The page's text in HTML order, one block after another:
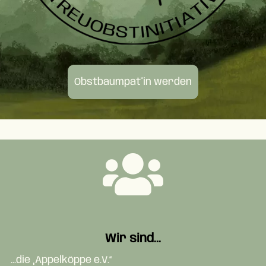
Obstbaumpat*in werden
Wir sind...
...die „Appelköppe e.V.“